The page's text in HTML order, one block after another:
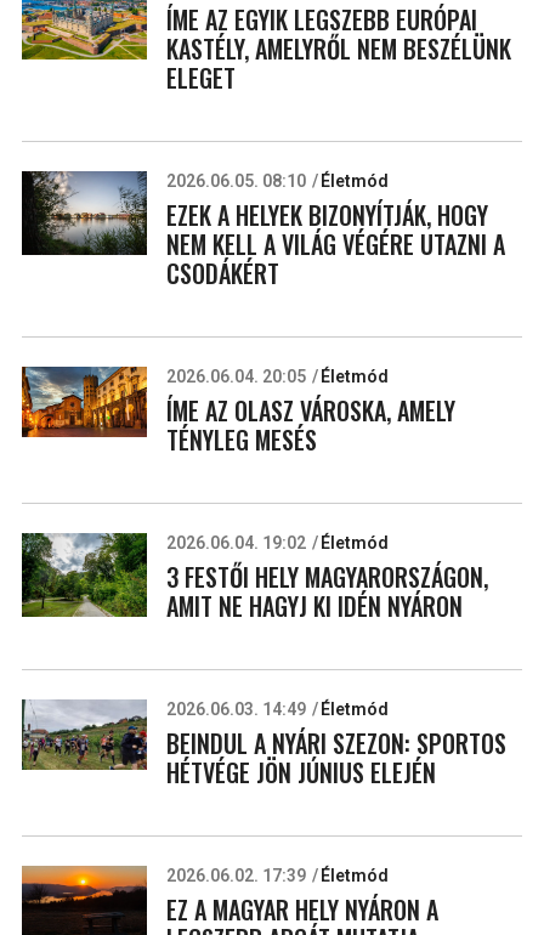
ÍME AZ EGYIK LEGSZEBB EURÓPAI
KASTÉLY, AMELYRŐL NEM BESZÉLÜNK
ELEGET
2026.06.05. 08:10 Életmód
EZEK A HELYEK BIZONYÍTJÁK, HOGY
NEM KELL A VILÁG VÉGÉRE UTAZNI A
CSODÁKÉRT
2026.06.04. 20:05 Életmód
ÍME AZ OLASZ VÁROSKA, AMELY
TÉNYLEG MESÉS
2026.06.04. 19:02 Életmód
3 FESTŐI HELY MAGYARORSZÁGON,
AMIT NE HAGYJ KI IDÉN NYÁRON
2026.06.03. 14:49 Életmód
BEINDUL A NYÁRI SZEZON: SPORTOS
HÉTVÉGE JÖN JÚNIUS ELEJÉN
2026.06.02. 17:39 Életmód
EZ A MAGYAR HELY NYÁRON A